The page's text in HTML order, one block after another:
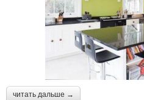
читать дальше →